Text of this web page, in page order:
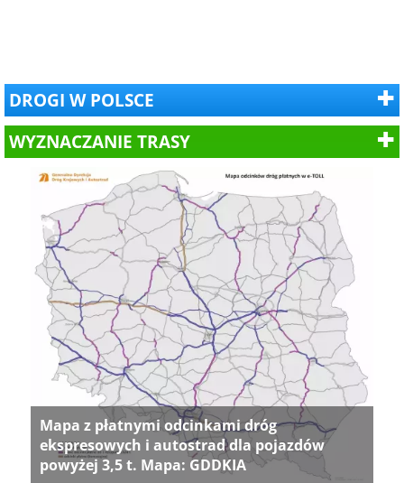
DROGI W POLSCE
WYZNACZANIE TRASY
Mapa z płatnymi odcinkami dróg
ekspresowych i autostrad dla pojazdów
powyżej 3,5 t. Mapa: GDDKIA